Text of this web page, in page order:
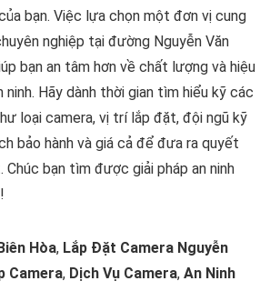
bạn. Việc lựa chọn một đơn vị cung
nghiệp tại đường Nguyễn Văn
bạn an tâm hơn về chất lượng và hiệu
ninh. Hãy dành thời gian tìm hiểu kỹ các
loại camera, vị trí lắp đặt, đội ngũ kỹ
bảo hành và giá cả để đưa ra quyết
Chúc bạn tìm được giải pháp an ninh
Hòa, Lắp Đặt Camera Nguyễn
Camera, Dịch Vụ Camera, An Ninh